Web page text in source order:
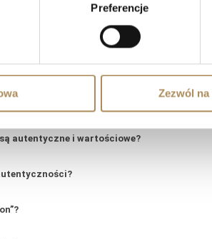
Preferencje
Zezwól
LUXOS Arts — Najczęściej
lub poprosić o wyszukanie konkretnego
autentyczne i wartościowe?